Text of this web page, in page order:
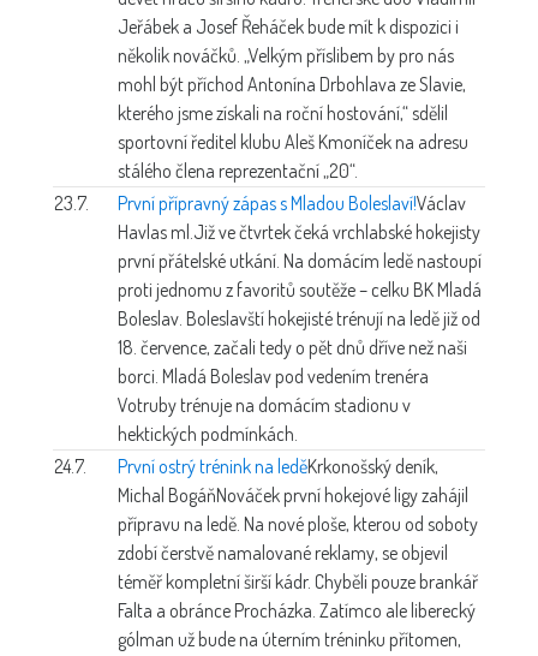
Jeřábek a Josef Řeháček bude mít k dispozici i
několik nováčků. „Velkým příslibem by pro nás
mohl být příchod Antonína Drbohlava ze Slavie,
kterého jsme získali na roční hostování,“ sdělil
sportovní ředitel klubu Aleš Kmoníček na adresu
stálého člena reprezentační „20“.
23.7.
První přípravný zápas s Mladou Boleslaví!Václav
Havlas ml. Již ve čtvrtek čeká vrchlabské hokejisty
první přátelské utkání. Na domácím ledě nastoupí
proti jednomu z favoritů soutěže – celku BK Mladá
Boleslav. Boleslavští hokejisté trénují na ledě již od
18. července, začali tedy o pět dnů dříve než naši
borci. Mladá Boleslav pod vedením trenéra
Votruby trénuje na domácím stadionu v
hektických podmínkách.
24.7.
První ostrý trénink na leděKrkonošský deník,
Michal BogáňNováček první hokejové ligy zahájil
přípravu na ledě. Na nové ploše, kterou od soboty
zdobí čerstvě namalované reklamy, se objevil
téměř kompletní širší kádr. Chyběli pouze brankář
Falta a obránce Procházka. Zatímco ale liberecký
gólman už bude na úterním tréninku přítomen,